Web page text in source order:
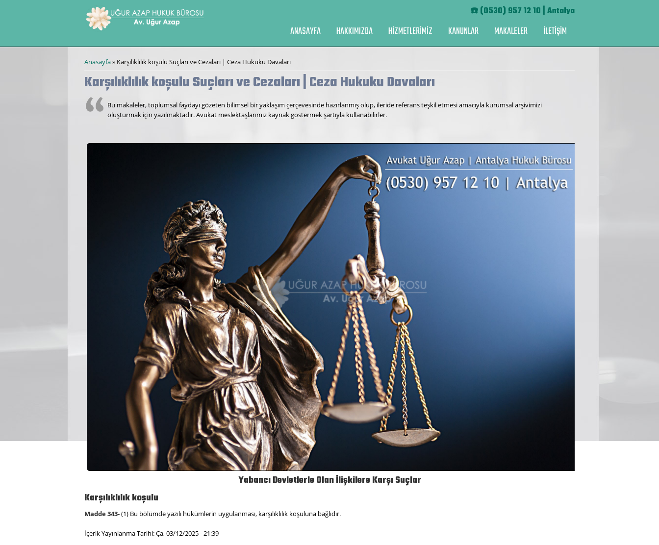
☎️(0530) 957 12 10 | Antalya
ANASAYFA HAKKIMIZDA HIZMETLERIMIZ KANUNLAR MAKALELER İLETİŞİM
Buradasınız
Anasayfa» Karşılıklılık koşulu Suçları ve Cezaları | Ceza Hukuku Davaları
Karşılıklılık koşulu Suçları ve Cezaları | Ceza Hukuku Davaları
Bu makaleler, toplumsal faydayı gözeten bilimsel bir yaklaşım çerçevesinde hazırlanmış olup, ileride referans teşkil etmesi amacıyla kurumsal arşivimizi
oluşturmak için yazılmaktadır. Avukat meslektaşlarımız kaynak göstermek şartıyla kullanabilirler.
Yabancı Devletlerle Olan İlişkilere Karşı Suçlar
Karşılıklılık koşulu
Madde 343-(1) Bu bölümde yazılı hükümlerin uygulanması, karşılıklılık koşuluna bağlıdır.
İçerik Yayınlanma Tarihi: Ça, 03/12/2025 - 21:39